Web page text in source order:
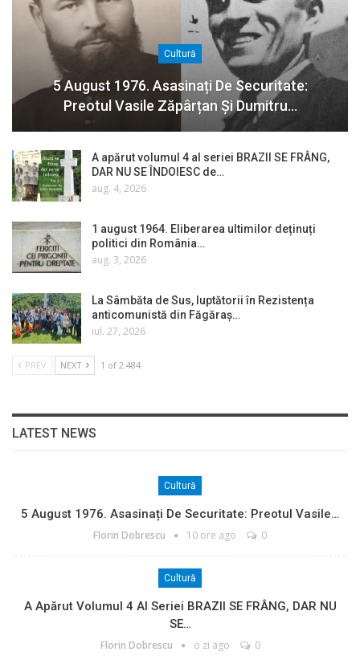
Cultură
5 August 1976. Asasinați De Securitate:
Preotul Vasile Zăpârțan Și Dumitru…
A apărut volumul 4 al seriei BRAZII SE FRÂNG,
DAR NU SE ÎNDOIESC de…
aug. 4, 2026
1 august 1964. Eliberarea ultimilor deținuți
politici din România…
aug. 3, 2026
La Sâmbăta de Sus, luptătorii în Rezistența
anticomunistă din Făgăraș…
iul. 27, 2026
PREV NEXT 1 of 2.484
LATEST NEWS
Cultură
5 August 1976. Asasinați De Securitate: Preotul Vasile…
Florin Dobrescu 10 ore ago 0
Cultură
A Apărut Volumul 4 Al Seriei BRAZII SE FRÂNG, DAR NU
SE…
Florin Dobrescu o zi ago 0